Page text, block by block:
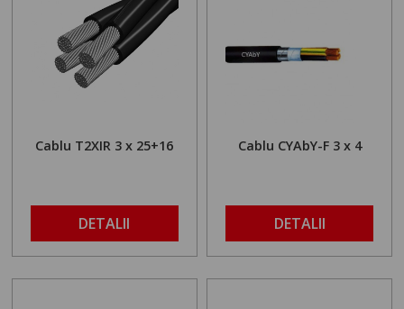
Cablu T2XIR 3 x 25+16
DETALII
Cablu CYAbY-F 3 x 4
DETALII